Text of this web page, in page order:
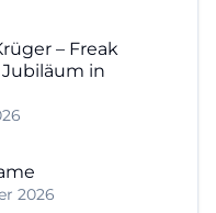
– Freak
Jubiläum in
2026